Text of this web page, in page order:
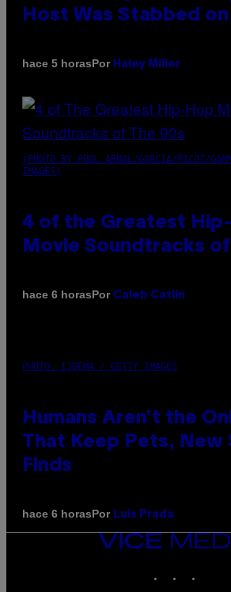
Host Was Stabbed
hace 5 horasPor Haley Miller
(PHOTO BY POOL ARNAL/GARCIA/PICOT/
IMAGES)
4 of the Greatest
Movie Soundtracks
hace 6 horasPor Caleb Catlin
PHOTO: IJDEMA / GETTY IMAGES
Humans Aren’t the
That Keep Pets, New
Finds
hace 6 horasPor Luis Prada
VICE
MEDIA